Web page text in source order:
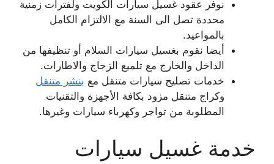
نوفر عقود غسيل سيارات الكويت ولفترات زمنية
محددة تصل الى السنة مع الالتزام الكامل
بالمواعيد.
أيضا نقوم بغسيل سيارات السلام أو تنظيفها من
الداخل والخارج مع تلميع الزجاج والاطارات.
خدمات تصليح سيارات متنقل مع بنشر متنقل
وكراج متنقل مزود بكافة الأجهزة والتقنيات
المطلوبة من تواجر وكهرباء سيارات وغيرها.
خدمة غسيل سيارات